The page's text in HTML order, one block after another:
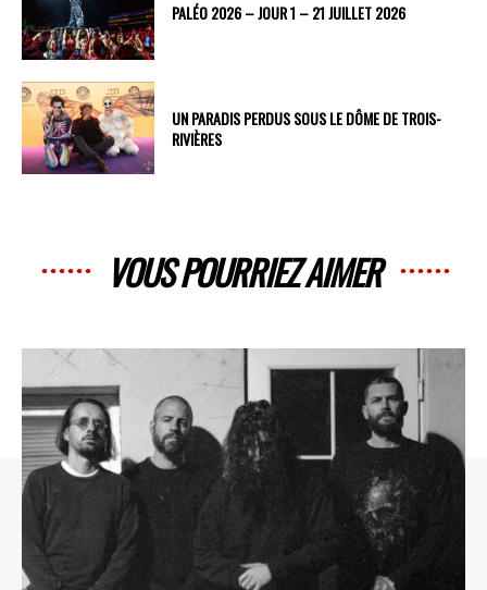
PALÉO 2026 – JOUR 1 – 21 JUILLET 2026
UN PARADIS PERDUS SOUS LE DÔME DE TROIS-
RIVIÈRES
VOUS POURRIEZ AIMER